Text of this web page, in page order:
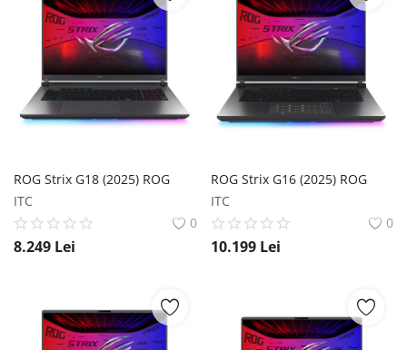
ROG Strix G18 (2025) ROG
ITC
0
8.249 Lei
ROG Strix G16 (2025) ROG
ITC
0
10.199 Lei